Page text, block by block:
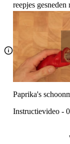
reepjes gesneden
Paprika's
Instructievideo -